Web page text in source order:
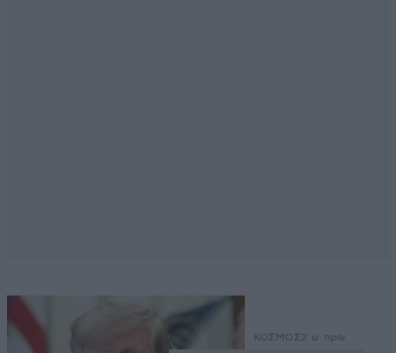
ΚΟΣΜΟΣ2 ω. πριν